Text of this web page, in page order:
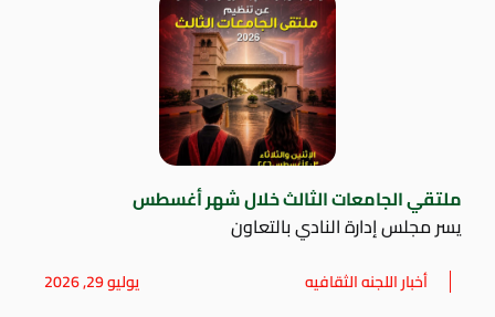
ملتقي الجامعات الثالث خلال شهر أغسطس
يسر مجلس إدارة النادي بالتعاون
أخبار اللجنه الثقافيه يوليو 29, 2026